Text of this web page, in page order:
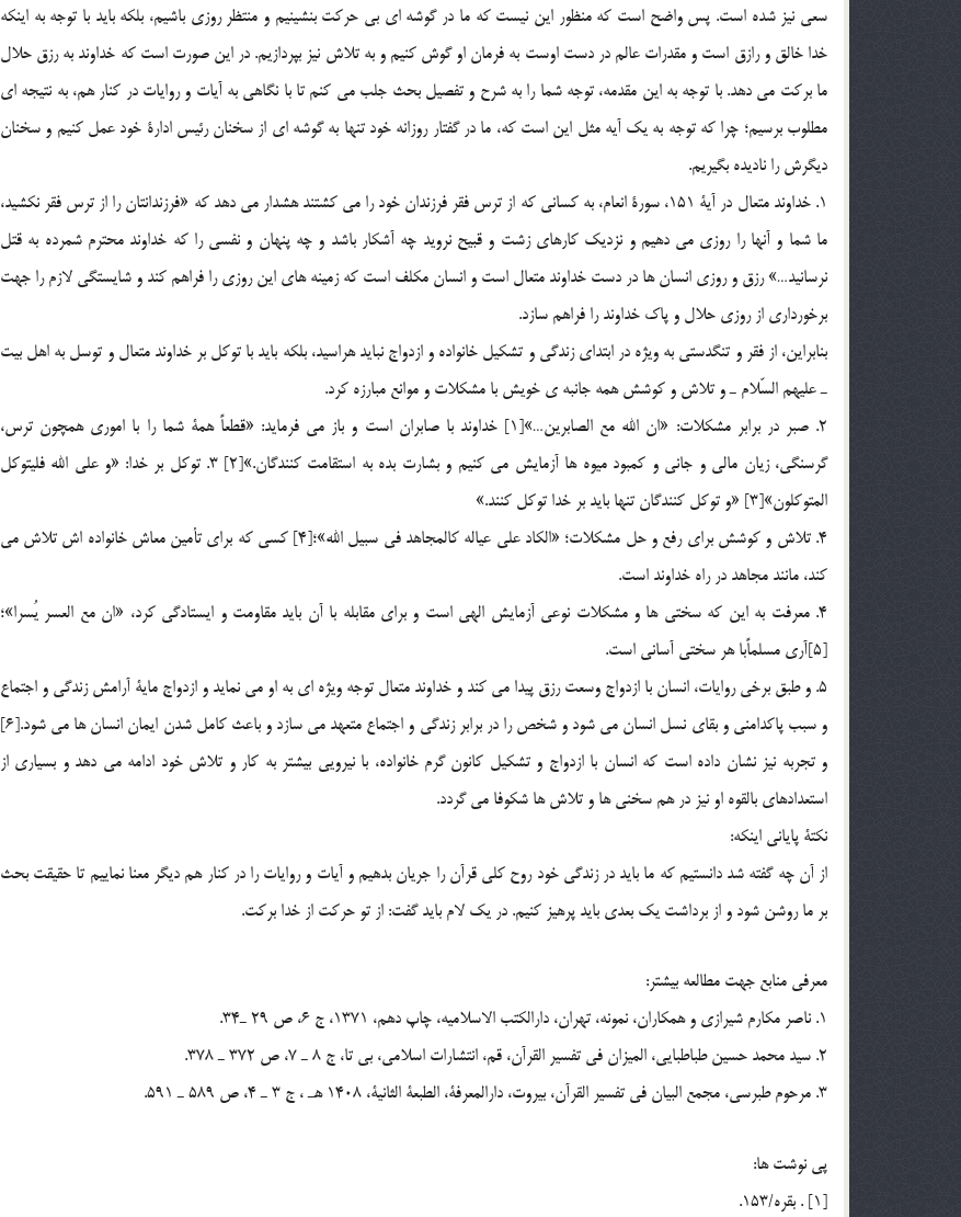
سعي نيز شده است. پس واضح است كه منظور اين نيست كه ما در گوشه اي بي حركت بنشينيم و منتظر روزي باشيم، بلكه بايد با توجه به اينكه
خدا خالق و رازق است و مقدرات عالم در دست اوست به فرمان او گوش كنيم و به تلاش نيز بپردازيم. در اين صورت است كه خداوند به رزق حلال
ما بركت مي دهد. با توجه به اين مقدمه، توجه شما را به شرح و تفصيل بحث جلب مي كنم تا با نگاهي به آيات و روايات در كنار هم، به نتيجه اي
مطلوب برسيم؛ چرا كه توجه به يك آيه مثل اين است كه، ما در گفتار روزانه خود تنها به گوشه اي از سخنان رئيس ادارة خود عمل كنيم و سخنان
ديگرش را ناديده بگيريم.
1. خداوند متعال در آية 151، سورة انعام، به كساني كه از ترس فقر فرزندان خود را مي كشتند هشدار مي دهد كه «فرزندانتان را از ترس فقر نكشيد،
ما شما و آنها را روزي مي دهيم و نزديك كارهاي زشت و قبيح نرويد چه آشكار باشد و چه پنهان و نفسي را كه خداوند محترم شمرده به قتل
نرسانيد…» رزق و روزي انسان ها در دست خداوند متعال است و انسان مكلف است كه زمينه هاي اين روزي را فراهم كند و شايستگي لازم را جهت
برخورداري از روزي حلال و پاك خداوند را فراهم سازد.
بنابراين، از فقر و تنگدستي به ويژه در ابتداي زندگي و تشكيل خانواده و ازدواج نبايد هراسيد، بلكه بايد با توكل بر خداوند متعال و توسل به اهل بيت
ـ عليهم السّلام ـ و تلاش و كوشش همه جانبه ي خويش با مشكلات و موانع مبارزه كرد.
2. صبر در برابر مشكلات: «ان الله مع الصابرين…»[1] خداوند با صابران است و باز مي فرمايد: «قطعاً همة شما را با اموري همچون ترس،
گرسنگي، زيان مالي و جاني و كمبود ميوه ها آزمايش مي كنيم و بشارت بده به استقامت كنندگان.»[2] 3. توكل بر خدا: «و علي الله فليتوكل
المتوكلون»[3] «و توكل كنندگان تنها بايد بر خدا توكل كنند.»
4. تلاش و كوشش براي رفع و حل مشكلات؛ «الكاد علي عياله كالمجاهد في سبيل الله»؛[4] كسي كه براي تأمين معاش خانواده اش تلاش مي
كند، مانند مجاهد در راه خداوند است.
4. معرفت به اين كه سختي ها و مشكلات نوعي آزمايش الهي است و براي مقابله با آن بايد مقاومت و ايستادگي كرد، «ان مع العسر يُسرا»؛
[5]آري مسلماً‌با هر سختي آساني است.
5. و طبق برخي روايات، انسان با ازدواج وسعت رزق پيدا مي كند و خداوند متعال توجه ويژه اي به او مي نمايد و ازدواج ماية آرامش زندگي و اجتماع
و سبب پاكدامني و بقاي نسل انسان مي شود و شخص را در برابر زندگي و اجتماع متعهد مي سازد و باعث كامل شدن ايمان انسان ها مي شود.[6]
و تجربه نيز نشان داده است كه انسان با ازدواج و تشكيل كانون گرم خانواده، با نيرويي بيشتر به كار و تلاش خود ادامه مي دهد و بسياري از
استعدادهاي بالقوه او نيز در هم سخني ها و تلاش ها شكوفا مي گردد.
نكتة پاياني اينكه:
از آن چه گفته شد دانستيم كه ما بايد در زندگي خود روح كلي قرآن را جريان بدهيم و آيات و روايات را در كنار هم ديگر معنا نماييم تا حقيقت بحث
بر ما روشن شود و از برداشت يك بعدي بايد پرهيز كنيم. در يك لام بايد گفت: از تو حركت از خدا بركت.
معرفي منابع جهت مطالعه بيشتر:
1. ناصر مكارم شيرازي و همكاران، نمونه، تهران، دارالكتب الاسلاميه، چاپ دهم، 1371، ج 6، ص 29 ـ‌34.
2. سيد محمد حسين طباطبايي، الميزان في تفسير القرآن، قم، انتشارات اسلامي، بي تا، ج 8 ـ 7، ص 372 ـ 378.
3. مرحوم طبرسي، مجمع البيان في تفسير القرآن، بيروت، دارالمعرفة، الطبعة الثانية، 1408 هـ ، ج 3 ـ 4، ص 589 ـ 591.
پي نوشت ها:
[1] . بقره/153.